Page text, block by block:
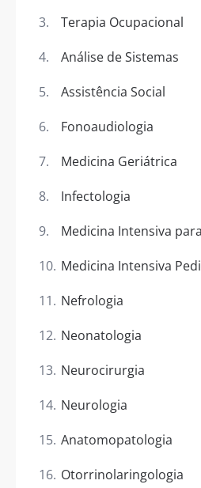
Terapia Ocupacional
Análise de Sistemas
Assistência Social
Fonoaudiologia
Medicina Geriátrica
Infectologia
Medicina Intensiva
Medicina Intensiva
Nefrologia
Neonatologia
Neurocirurgia
Neurologia
Anatomopatologia
Otorrinolaringologia